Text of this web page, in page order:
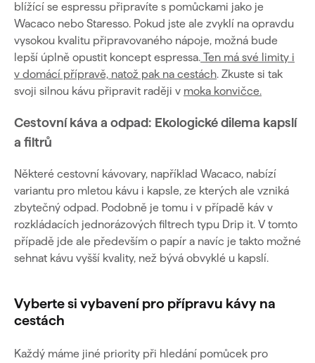
blížící se espressu připravíte s pomůckami jako je
Wacaco nebo Staresso. Pokud jste ale zvyklí na opravdu
vysokou kvalitu připravovaného nápoje, možná bude
lepší úplně opustit koncept espressa. Ten má své limity i
v domácí přípravě, natož pak na cestách. Zkuste si tak
svoji silnou kávu připravit raději v moka konvičce.
Cestovní káva a odpad: Ekologické dilema kapslí
a filtrů
Některé cestovní kávovary, například Wacaco, nabízí
variantu pro mletou kávu i kapsle, ze kterých ale vzniká
zbytečný odpad. Podobně je tomu i v případě káv v
rozkládacích jednorázových filtrech typu Drip it. V tomto
případě jde ale především o papír a navíc je takto možné
sehnat kávu vyšší kvality, než bývá obvyklé u kapslí.
Vyberte si vybavení pro přípravu kávy na
cestách
Každý máme jiné priority při hledání pomůcek pro